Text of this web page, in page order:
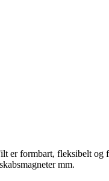
formbart, fleksibelt
mm.